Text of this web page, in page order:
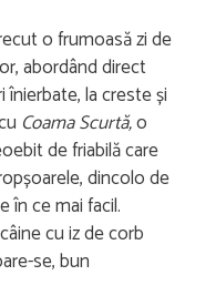
o frumoasă zi de
abordând direct
la creste și
Coama Scurtă,o
de friabilă care
dincolo de
în ce mai facil.
cu iz de corb
se, bun